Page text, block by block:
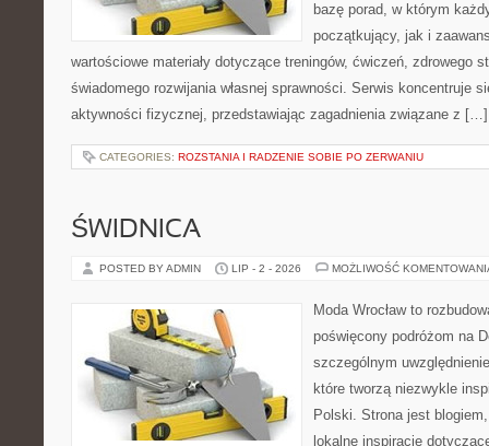
bazę porad, w którym
początkujący, jak i
wartościowe materiały dotyczące treningów, ćwiczeń, zdrowego
świadomego rozwijania własnej sprawności. Serwis koncentruje
aktywności fizycznej, przedstawiając zagadnienia związane z […]
CATEGORIES: ROZSTANIA I RADZENIE SOBIE PO ZERWANIU
ŚWIDNICA
POSTED BY ADMIN LIP - 2 - 2026 MOŻLIWOŚĆ
Moda Wrocław to
poświęcony podróżom na
szczególnym
które tworzą niezwykle
Polski. Strona jest
lokalne inspiracje